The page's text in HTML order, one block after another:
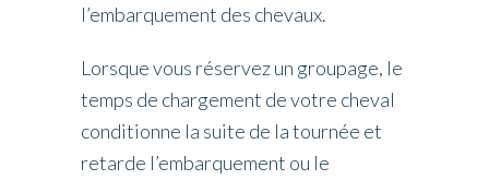
l’embarquement des chevaux.
Lorsque vous réservez un groupage, le
temps de chargement de votre cheval
conditionne la suite de la tournée et
retarde l’embarquement ou le